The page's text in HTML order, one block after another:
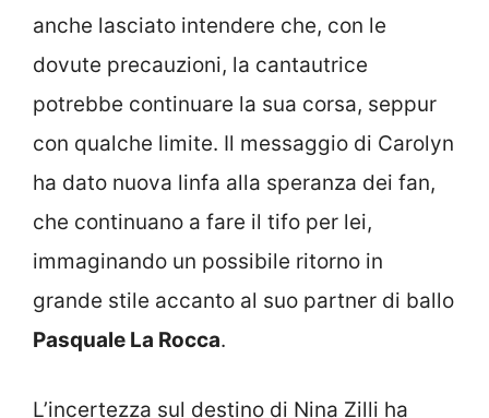
anche lasciato intendere che, con le
dovute precauzioni, la cantautrice
potrebbe continuare la sua corsa, seppur
con qualche limite. Il messaggio di Carolyn
ha dato nuova linfa alla speranza dei fan,
che continuano a fare il tifo per lei,
immaginando un possibile ritorno in
grande stile accanto al suo partner di ballo
Pasquale La Rocca.
L’incertezza sul destino di Nina Zilli ha